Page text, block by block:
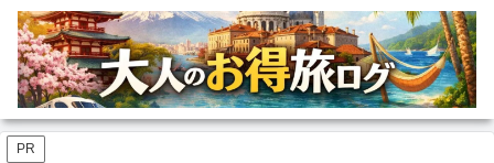
PR